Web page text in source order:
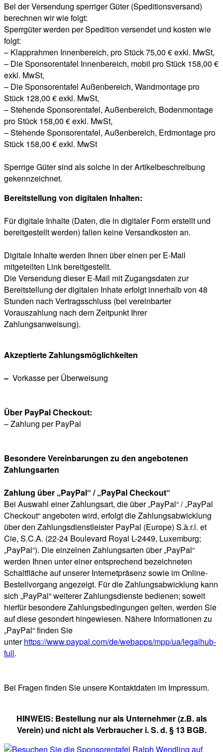
Bei der Versendung sperriger Güter (Speditionsversand)
berechnen wir wie folgt:
Sperrgüter werden per Spedition versendet und kosten wie
folgt:
– Klapprahmen Innenbereich, pro Stück 75,00 € exkl. MwSt,
– Die Sponsorentafel Innenbereich, mobil pro Stück 158,00 €
exkl. MwSt,
– Die Sponsorentafel Außenbereich, Wandmontage pro
Stück 128,00 € exkl. MwSt,
– Stehende Sponsorentafel, Außenbereich, Bodenmontage
pro Stück 158,00 € exkl. MwSt,
– Stehende Sponsorentafel, Außenbereich, Erdmontage pro
Stück 158,00 € exkl. MwSt
Sperrige Güter sind als solche in der Artikelbeschreibung
gekennzeichnet.
Bereitstellung von digitalen Inhalten:
Für digitale Inhalte (Daten, die in digitaler Form erstellt und
bereitgestellt werden) fallen keine Versandkosten an.
Digitale Inhalte werden Ihnen über einen per E-Mail
mitgeteilten Link bereitgestellt.
Die Versendung dieser E-Mail mit Zugangsdaten zur
Bereitstellung der digitalen Inhate erfolgt innerhalb von 48
Stunden nach Vertragsschluss (bei vereinbarter
Vorauszahlung nach dem Zeitpunkt Ihrer
Zahlungsanweisung).
Akzeptierte Zahlungsmöglichkeiten
– Vorkasse per Überweisung
Über PayPal Checkout:
– Zahlung per PayPal
Besondere Vereinbarungen zu den angebotenen
Zahlungsarten
Zahlung über „PayPal“ / „PayPal Checkout“
Bei Auswahl einer Zahlungsart, die über „PayPal“ / „PayPal
Checkout“ angeboten wird, erfolgt die Zahlungsabwicklung
über den Zahlungsdienstleister PayPal (Europe) S.à.r.l. et
Cie, S.C.A. (22-24 Boulevard Royal L-2449, Luxemburg;
„PayPal“). Die einzelnen Zahlungsarten über „PayPal“
werden Ihnen unter einer entsprechend bezeichneten
Schaltfläche auf unserer Internetpräsenz sowie im Online-
Bestellvorgang angezeigt. Für die Zahlungsabwicklung kann
sich „PayPal“ weiterer Zahlungsdienste bedienen; soweit
hierfür besondere Zahlungsbedingungen gelten, werden Sie
auf diese gesondert hingewiesen. Nähere Informationen zu
„PayPal“ finden Sie
unterhttps://www.paypal.com/de/webapps/mpp/ua/legalhub-
full.
Bei Fragen finden Sie unsere Kontaktdaten im Impressum.
HINWEIS: Bestellung nur als Unternehmer (z.B. als
Verein) und nicht als Verbraucher i. S. d. § 13 BGB.